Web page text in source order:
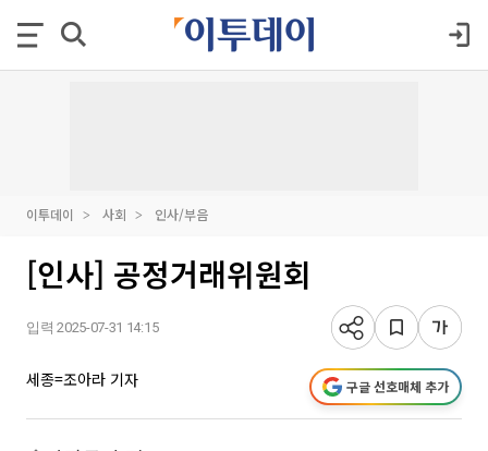
이투데이 사회 인사/부음
[인사] 공정거래위원회
입력 2025-07-31 14:15
세종=조아라 기자 구글 선호매체 추가